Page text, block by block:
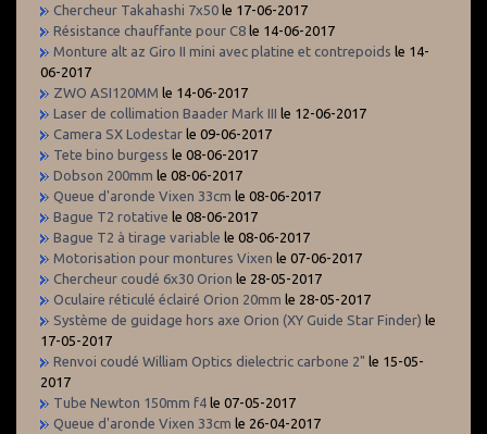
Chercheur Takahashi 7x50 le 17-06-2017
Résistance chauffante pour C8 le 14-06-2017
Monture alt az Giro II mini avec platine et contrepoids le 14-
06-2017
ZWO ASI120MM le 14-06-2017
Laser de collimation Baader Mark III le 12-06-2017
Camera SX Lodestar le 09-06-2017
Tete bino burgess le 08-06-2017
Dobson 200mm le 08-06-2017
Queue d'aronde Vixen 33cm le 08-06-2017
Bague T2 rotative le 08-06-2017
Bague T2 à tirage variable le 08-06-2017
Motorisation pour montures Vixen le 07-06-2017
Chercheur coudé 6x30 Orion le 28-05-2017
Oculaire réticulé éclairé Orion 20mm le 28-05-2017
Système de guidage hors axe Orion (XY Guide Star Finder) le
17-05-2017
Renvoi coudé William Optics dielectric carbone 2" le 15-05-
2017
Tube Newton 150mm f4 le 07-05-2017
Queue d'aronde Vixen 33cm le 26-04-2017